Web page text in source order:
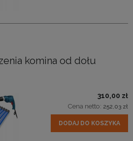
komina od dołu
310,00 zł
Cena netto: 252,03 zł
DODAJ DO KOSZYKA